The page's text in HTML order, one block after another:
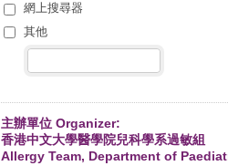
網上搜尋器
其他
主辦單位 Organizer:
香港中文大學醫學院兒科學系過敏組
Allergy Team, Department of